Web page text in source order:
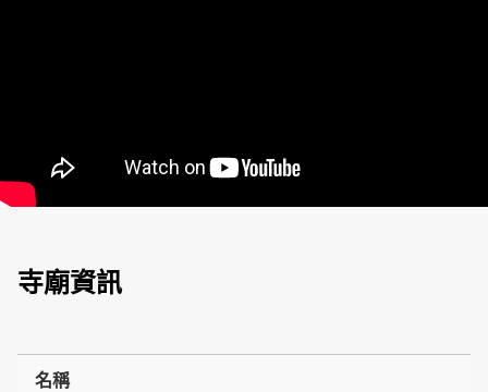
寺廟資訊
名稱